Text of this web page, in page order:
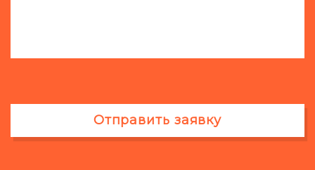
Отправить заявку